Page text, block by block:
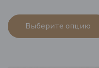
Выберите опцию